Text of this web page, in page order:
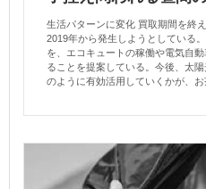
生活パターンに変化 買取期間を終
2019年から発生しようとしている
を、エコキュートの稼働や電気自
ることを提案している。今後、太
のように有効活用していくかが、お